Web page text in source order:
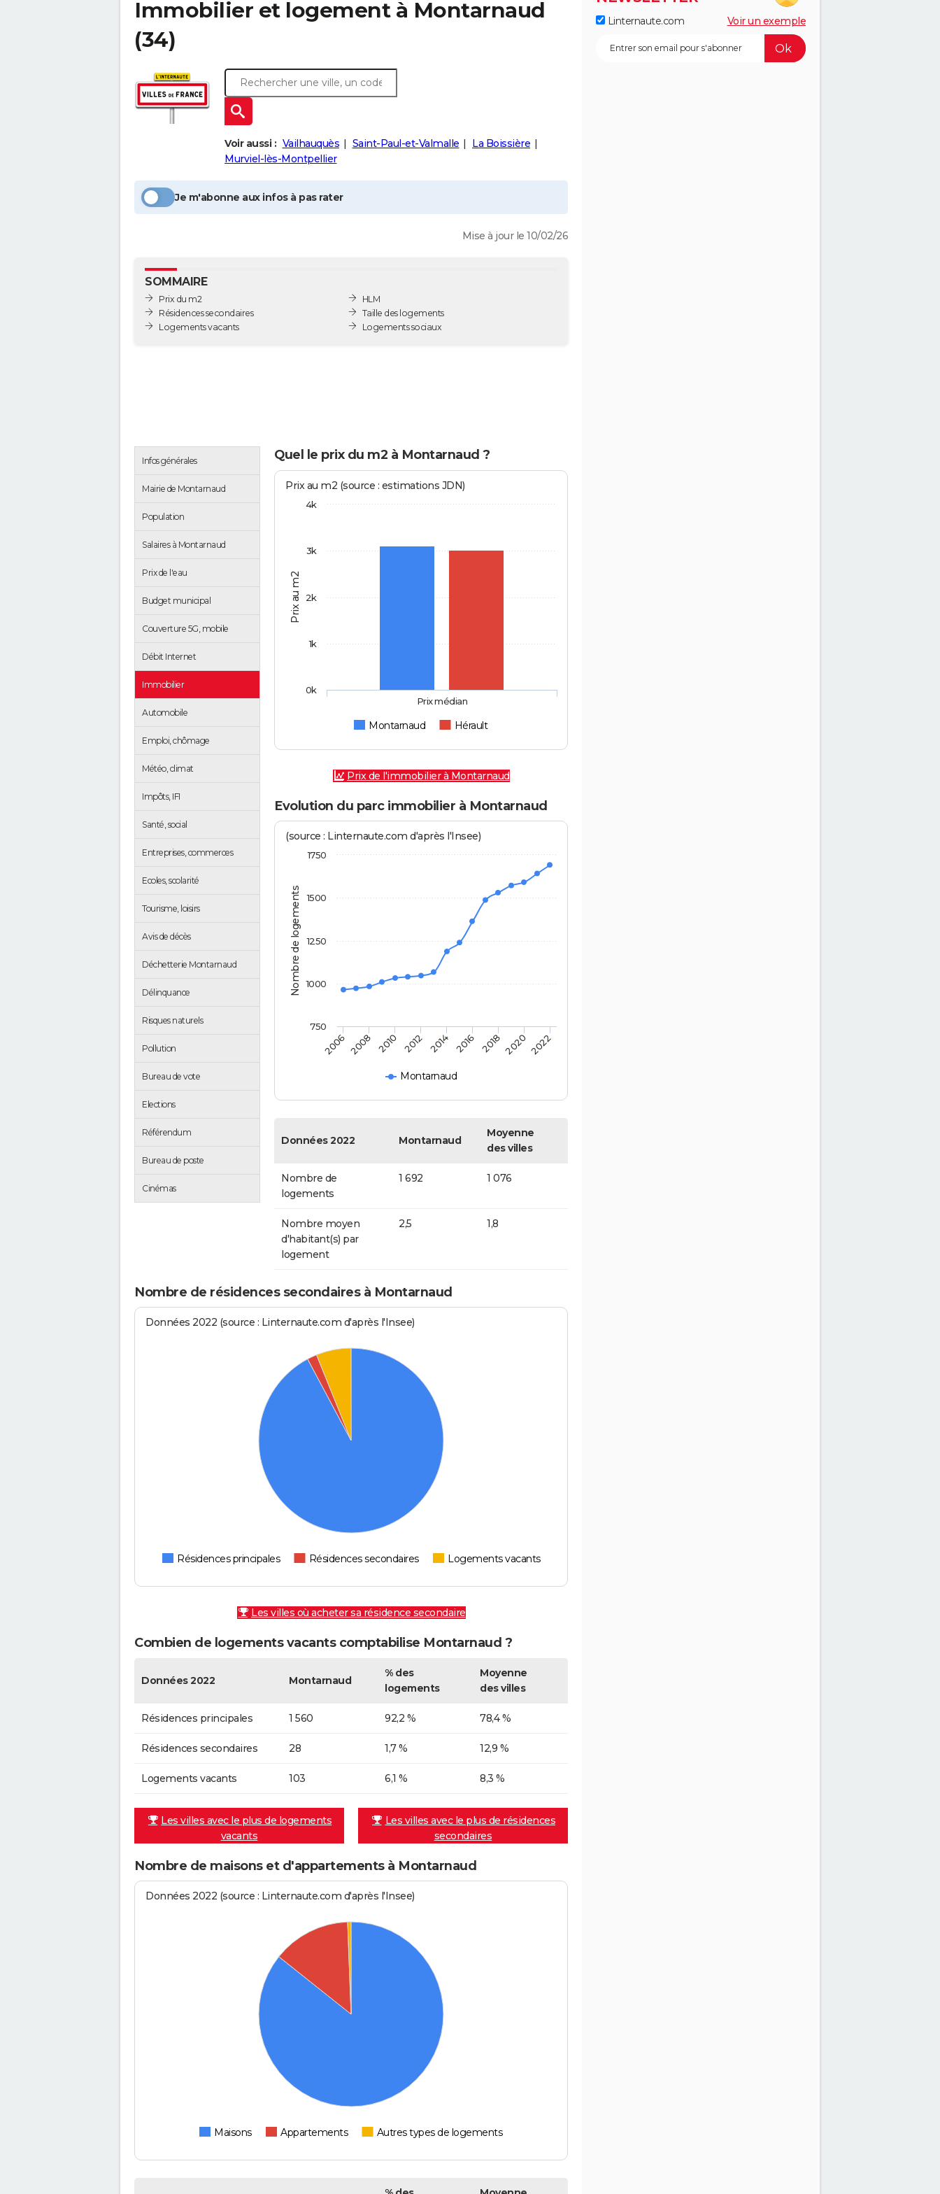
Immobilier et logement à Montarnaud
(34)
Voir aussi : Vailhauquès Saint-Paul-et-Valmalle
La Boissière
Murviel-lès-Montpellier
Je m'abonne aux infos à pas rater
Mise à jour le 10/02/26
SOMMAIRE
Prix du m2
Résidences secondaires
Logements vacants
HLM
Taille des logements
Logements sociaux
Infos générales
Mairie de Montarnaud
Population
Salaires à Montarnaud
Prix de l'eau
Budget municipal
Couverture 5G, mobile
Débit Internet
Immobilier
Automobile
Emploi, chômage
Météo, climat
Impôts, IFI
Santé, social
Entreprises, commerces
Ecoles, scolarité
Tourisme, loisirs
Avis de décès
Déchetterie Montarnaud
Délinquance
Risques naturels
Pollution
Bureau de vote
Elections
Référendum
Bureau de poste
Cinémas
Quel le prix du m2 à Montarnaud ?
Prix au m2
Prix au m2 (source : estimations JDN)
Montarnaud Hérault
Prix médian
0k
1k
2k
3k
4k
Prix de l'immobilier à Montarnaud
Evolution du parc immobilier à Montarnaud
Nombre de logements
(source : Linternaute.com d'après l'Insee)
Montarnaud
2006 2008 2010 2012 2014 2016 2018 2020 2022
1000
750
1250
1500
1750
Données 2022 Montarnaud
Moyenne
des villes
Nombre de
logements
1 692 1 076
Nombre moyen
d'habitant(s) par
logement
2,5 1,8
Nombre de résidences secondaires à Montarnaud
Données 2022 (source : Linternaute.com d'après l'Insee)
Résidences principales Résidences secondaires Logements vacants
Les villes où acheter sa résidence secondaire
Combien de logements vacants comptabilise Montarnaud ?
Données 2022 Montarnaud
% des
logements
Moyenne
des villes
Résidences principales 1 560 92,2 % 78,4 %
Résidences secondaires 28 1,7 % 12,9 %
Logements vacants 103 6,1 % 8,3 %
Les villes avec le plus de logements
vacants
Les villes avec le plus de résidences
secondaires
Nombre de maisons et d'appartements à Montarnaud
Données 2022 (source : Linternaute.com d'après l'Insee)
Maisons Appartements Autres types de logements
Linternaute.com Voir un exemple